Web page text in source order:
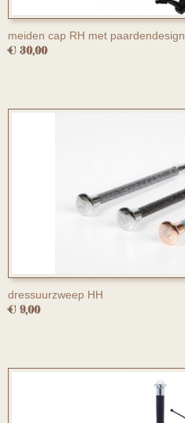
meiden cap RH met paardendesign
€ 30,00
dressuurzweep HH
€ 9,00